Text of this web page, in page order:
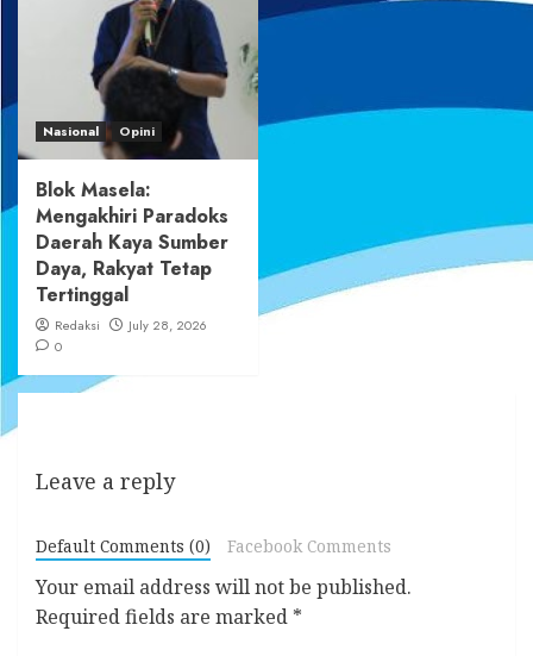
Nasional Opini
Blok Masela:
Mengakhiri Paradoks
Daerah Kaya Sumber
Daya, Rakyat Tetap
Tertinggal
Redaksi
July 28, 2026
0
Leave a reply
Default Comments (0) Facebook Comments
Your email address will not be published.
Required fields are marked *